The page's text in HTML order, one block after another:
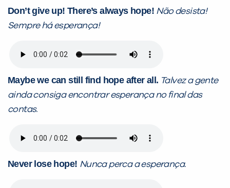
Don’t give up! There’s always hope! Não desista!
Sempre há esperança!
Maybe we can still find hope after all. Talvez a gente
ainda consiga encontrar esperança no final das
contas.
Never lose hope! Nunca perca a esperança.